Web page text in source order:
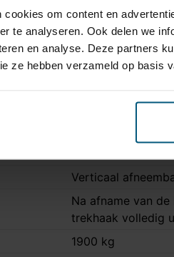
cookies om content en
te analyseren. Ook delen we
en analyse. Deze partners
ze hebben verzameld op basis
en stekkertjes
en connectoren
trailer of canbus
en in combinatie
Verticaal
Na afname van
trekhaak volledig
1900 kg